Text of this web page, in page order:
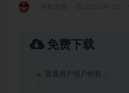
免费下载
普通用户用户特权：